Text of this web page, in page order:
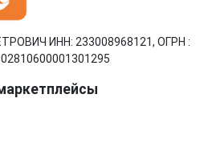
ИНН: 233008968121, ОГРН :